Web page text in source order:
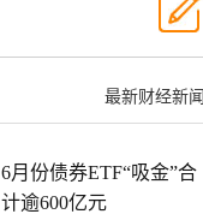
最新财经新闻
6月份债券ETF“吸金”合
计逾600亿元